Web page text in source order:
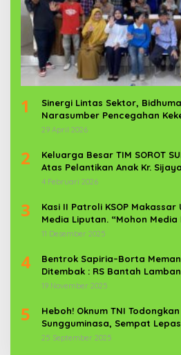
1
Sinergi Lintas Sektor,
Narasumber Pencegahan
Anak
29 April 2026
2
Keluarga Besar TIM SOROT
Atas Pelantikan Anak Kr.
News Com Sebagai Prajurit
4 Februari 2026
3
Kasi II Patroli KSOP
Media Liputan. “Mohon Media
11 Desember 2025
4
Bentrok Sapiria–Borta
Ditembak : RS Bantah
Aparat TNI-POLRI Dikerahkan
19 November 2025
5
Heboh! Oknum TNI
Sungguminasa, Sempat
25 September 2025